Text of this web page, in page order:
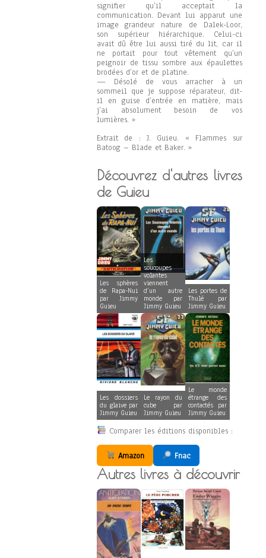
signifier qu’il acceptait la
communication. Devant lui apparut une
image grandeur nature de Dalek-Loor,
son supérieur hiérarchique. Celui-ci
avait dû être lui aussi tiré du lit, car il
ne portait pour tout vêtement qu’un
peignoir de tissu sombre aux épaulettes
brodées d’or et de platine.
— Désolé de vous arracher à un
sommeil que je suppose réparateur, dit-
il en guise d’entrée en matière, mais
j’ai absolument besoin de vos
lumières. »
Extrait de : J. Guieu. « Flammes sur
Batoog – Blade et Baker. »
Découvrez d'autres livres
de Guieu
Les sphères
de Rapa-Nui
par Jimmy
Guieu
Les
soucoupes
volantes
viennent
d’un autre
monde par
Jimmy Guieu
Les portes de
Thulé par
Jimmy Guieu
Les dossiers
du glaive par
Jimmy Guieu
Le rayon du
cube par
Jimmy Guieu
Le monde
étrange des
contactés par
Jimmy Guieu
Comparer les éditions disponibles :
Amazon Fnac
Autres livres à découvrir